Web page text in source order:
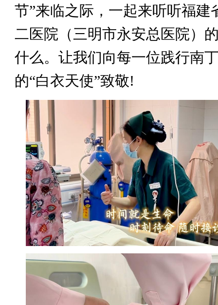
节”来临之际，一起来听听福建
二医院（三明市永安总医院）
什么。让我们向每一位践行南
的“白衣天使”致敬!